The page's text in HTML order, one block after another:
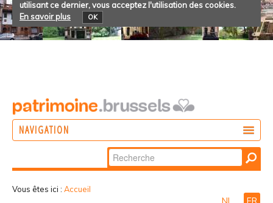
utilisant ce dernier, vous acceptez l'utilisation des cookies.
En savoir plus
OK
NAVIGATION
Chercher par
Recherche
Vous êtes ici : Accueil